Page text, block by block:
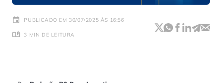
PUBLICADO EM 30/07/2025 ÀS 16:56
3 MIN DE LEITURA